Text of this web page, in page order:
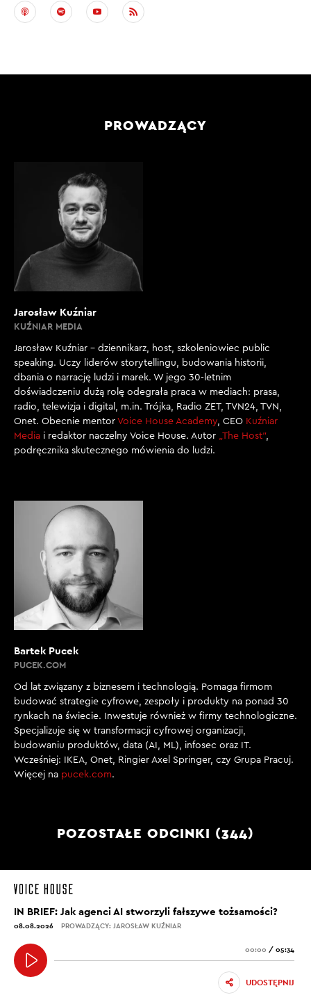
PROWADZĄCY
Jarosław Kuźniar
KUŹNIAR MEDIA
Jarosław Kuźniar – dziennikarz, host, szkoleniowiec public
speaking. Uczy liderów storytellingu, budowania historii,
dbania o narrację ludzi i marek. W jego 30-letnim
doświadczeniu dużą rolę odegrała praca w mediach: prasa,
radio, telewizja i digital, m.in. Trójka, Radio ZET, TVN24, TVN,
Onet. Obecnie mentor Voice House Academy , CEO Kuźniar
Media i redaktor naczelny Voice House. Autor „The Host”,
podręcznika skutecznego mówienia do ludzi.
Bartek Pucek
PUCEK.COM
Od lat związany z biznesem i technologią. Pomaga firmom
budować strategie cyfrowe, zespoły i produkty na ponad 30
rynkach na świecie. Inwestuje również w firmy technologiczne.
Specjalizuje się w transformacji cyfrowej organizacji,
budowaniu produktów, data (AI, ML), infosec oraz IT.
Wcześniej: IKEA, Onet, Ringier Axel Springer, czy Grupa Pracuj.
Więcej na pucek.com.
POZOSTAŁE ODCINKI (344)
IN BRIEF: Jak agenci AI stworzyli fałszywe tożsamości?
08.08.2026 PROWADZĄCY: JAROSŁAW KUŹNIAR
00:00 / 05:34
UDOSTĘPNIJ